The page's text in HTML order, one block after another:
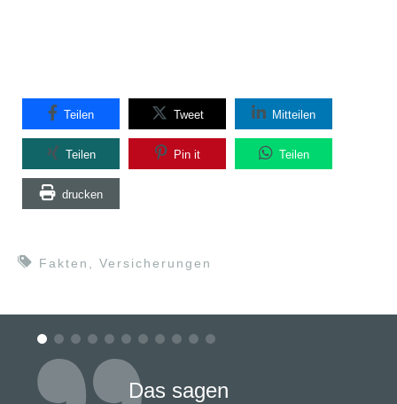
Teilen Tweet Mitteilen
Teilen Pin it Teilen
drucken
Fakten Versicherungen
Das sagen